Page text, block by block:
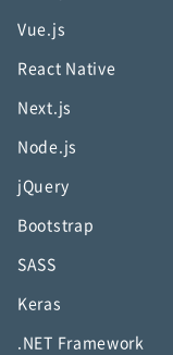
Vue.js
React Native
Next.js
Node.js
jQuery
Bootstrap
SASS
Keras
.NET Framework